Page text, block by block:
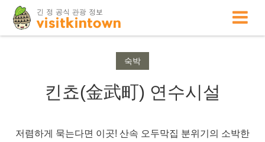
숙박
킨쵸(金武町) 연수시설
저렴하게 묵는다면 이곳! 산속 오두막집 분위기의 소박한